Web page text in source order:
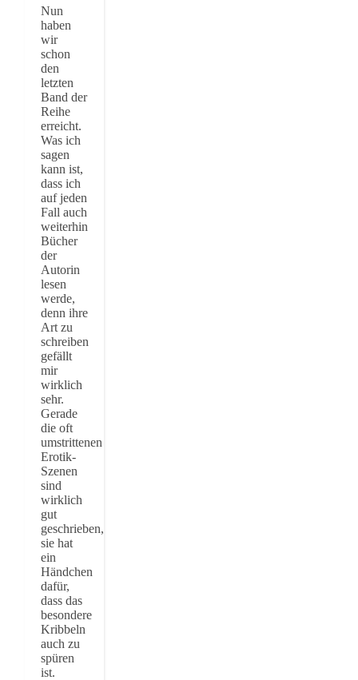
Nun
haben
wir
schon
den
letzten
Band der
Reihe
erreicht.
Was ich
sagen
kann ist,
dass ich
auf jeden
Fall auch
weiterhin
Bücher
der
Autorin
lesen
werde,
denn ihre
Art zu
schreiben
gefällt
mir
wirklich
sehr.
Gerade
die oft
umstrittenen
Erotik-
Szenen
sind
wirklich
gut
geschrieben,
sie hat
ein
Händchen
dafür,
dass das
besondere
Kribbeln
auch zu
spüren
ist.